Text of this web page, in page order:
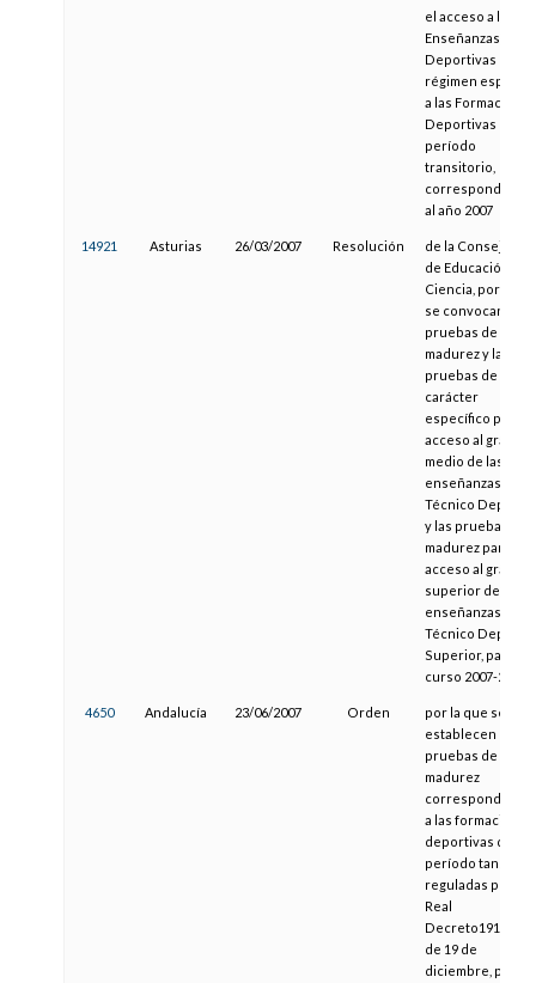
el acceso a las
Enseñanzas
Deportivas de
régimen especial
a las Formaciones
Deportivas en
período
transitorio,
al año 2007
14921 Asturias 26/03/2007 Resolución
de la Consejería
de Educación y
Ciencia, por la
se convocan las
pruebas de
madurez y las
pruebas de
carácter
específico para el
acceso al grado
medio de las
enseñanzas de
Técnico
y las pruebas de
madurez para el
acceso al grado
superior de las
enseñanzas de
Técnico
Superior, para el
curso 2007-2008
4650 Andalucía 23/06/2007 Orden
por la que se
establecen las
pruebas de
madurez
a las formaciones
deportivas del
período
reguladas por el
Real
Decreto1913/
de 19 de
diciembre, para